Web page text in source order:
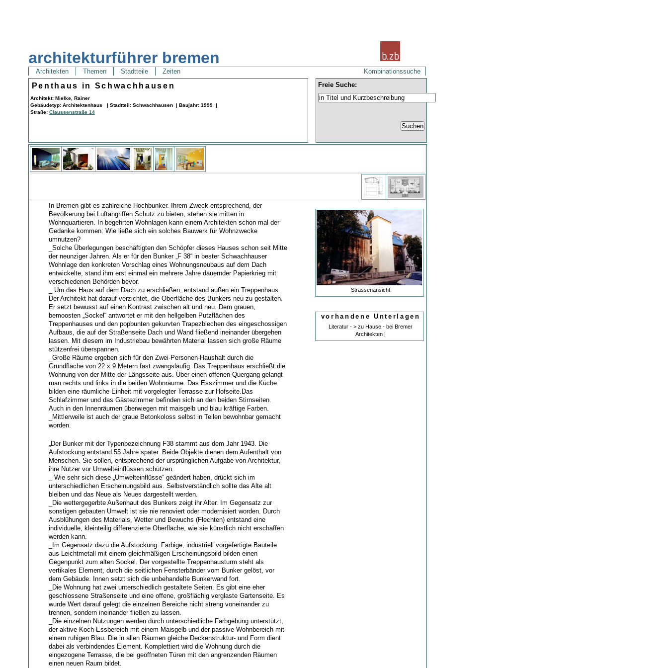
architekturführer bremen
Architekten Themen Stadtteile Zeiten Kombinationssuche
Penthaus in Schwachhausen
Architekt: Mielke, Rainer
Gebäudetyp: Architektenhaus | Stadtteil: Schwachhausen | Baujahr: 1999 |
Straße: Claussenstraße 14
Freie Suche:
Strassenansicht
vorhandene Unterlagen
Literatur - > zu Hause - bei Bremer
Architekten |
In Bremen gibt es zahlreiche Hochbunker. Ihrem Zweck entsprechend, der
Bevölkerung bei Luftangriffen Schutz zu bieten, stehen sie mitten in
Wohnquartieren. In begehrten Wohnlagen kann einem Architekten schon mal der
Gedanke kommen: Wie ließe sich ein solches Bauwerk für Wohnzwecke
umnutzen?
_Solche Überlegungen beschäftigten den Schöpfer dieses Hauses schon seit Mitte
der neunziger Jahren. Als er für den Bunker „F 38“ in bester Schwachhauser
Wohnlage den konkreten Vorschlag eines Wohnungsneubaus auf dem Dach
entwickelte, stand ihm erst einmal ein mehrere Jahre dauernder Papierkrieg mit
verschiedenen Behörden bevor.
_ Um das Haus auf dem Dach zu erschließen, entstand außen ein Treppenhaus.
Der Architekt hat darauf verzichtet, die Oberfläche des Bunkers neu zu gestalten.
Er setzt bewusst auf einen Kontrast zwischen alt und neu. Dem grauen,
bemoosten „Sockel“ antwortet er mit den hellgelben Putzflächen des
Treppenhauses und den popbunten gekurvten Trapezblechen des eingeschossigen
Aufbaus, die auf der Straßenseite Dach und Wand fließend ineinander übergehen
lassen. Mit diesem im Industriebau bewährten Material lassen sich große Räume
stützenfrei überspannen.
_Große Räume ergeben sich für den Zwei-Personen-Haushalt durch die
Grundfläche von 22 x 9 Metern fast zwangsläufig. Das Treppenhaus erschließt die
Wohnung von der Mitte der Längsseite aus. Über einen offenen Quergang gelangt
man rechts und links in die beiden Wohnräume. Das Esszimmer und die Küche
bilden eine räumliche Einheit mit vorgelegter Terrasse zur Hofseite.Das
Schlafzimmer und das Gästezimmer befinden sich an den beiden Stirnseiten.
Auch in den Innenräumen überwiegen mit maisgelb und blau kräftige Farben.
_Mittlerweile ist auch der graue Betonkoloss selbst in Teilen bewohnbar gemacht
worden.
„Der Bunker mit der Typenbezeichnung F38 stammt aus dem Jahr 1943. Die
Aufstockung entstand 55 Jahre später. Beide Objekte dienen dem Aufenthalt von
Menschen. Sie sollen, entsprechend der ursprünglichen Aufgabe von Architektur,
ihre Nutzer vor Umwelteinflüssen schützen.
_ Wie sehr sich diese „Umwelteinflüsse“ geändert haben, drückt sich im
unterschiedlichen Erscheinungsbild aus. Selbstverständlich sollte das Alte alt
bleiben und das Neue als Neues dargestellt werden.
_Die wettergegerbte Außenhaut des Bunkers zeigt ihr Alter. Im Gegensatz zur
sonstigen gebauten Umwelt ist sie nie renoviert oder modernisiert worden. Durch
Ausblühungen des Materials, Wetter und Bewuchs (Flechten) entstand eine
individuelle, kleinteilig differenzierte Oberfläche, wie sie künstlich nicht erschaffen
werden kann.
_Im Gegensatz dazu die Aufstockung. Farbige, industriell vorgefertigte Bauteile
aus Leichtmetall mit einem gleichmäßigen Erscheinungsbild bilden einen
Gegenpunkt zum alten Sockel. Der vorgestellte Treppenhausturm steht als
vertikales Element, durch die seitlichen Fensterbänder vom Bunker gelöst, vor
dem Gebäude. Innen setzt sich die unbehandelte Bunkerwand fort.
_Die Wohnung hat zwei unterschiedlich gestaltete Seiten. Es gibt eine eher
geschlossene Straßenseite und eine offene, großflächig verglaste Gartenseite. Es
wurde Wert darauf gelegt die einzelnen Bereiche nicht streng voneinander zu
trennen, sondern ineinander fließen zu lassen.
_Die einzelnen Nutzungen werden durch unterschiedliche Farbgebung unterstützt,
der aktive Koch-Essbereich mit einem Maisgelb und der passive Wohnbereich mit
einem ruhigen Blau. Die in allen Räumen gleiche Deckenstruktur- und Form dient
dabei als verbindendes Element. Komplettiert wird die Wohnung durch die
eingezogene Terrasse, die bei geöffneten Türen mit den angrenzenden Räumen
einen neuen Raum bildet.